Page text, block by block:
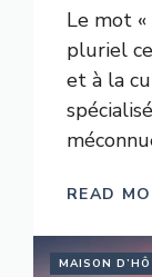
Le mot
pluriel
et à la
READ
MAISON